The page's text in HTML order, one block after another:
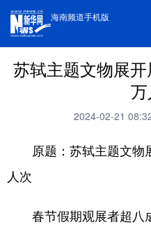
海南频道手机版
苏轼主题文物展
2024-02-21
原题：苏轼主题文物
人次
春节假期观展者超八